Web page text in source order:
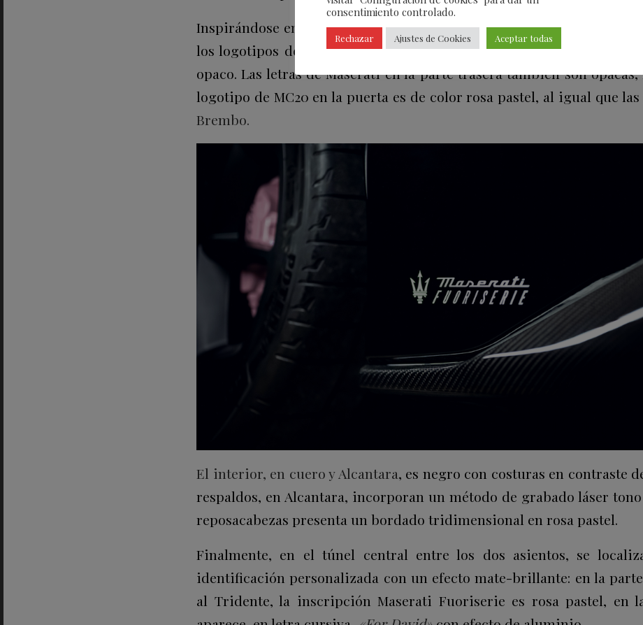
Inspirándose en ello, la carrocería presenta un tono negro brillante
los logotipos del Tridente, en la parrilla y en el pilar trasero, en
opaco. Las letras de Maserati en la parte trasera también son
logotipo de MC20 en la puerta es de color rosa pastel, al igual que las
Brembo.
El interior, en cuero y Alcantara, es negro con costuras en contraste
respaldos, en Alcantara, incorporan un método de grabado láser
reposacabezas presenta un bordado tridimensional en rosa pastel.
Finalmente, en el túnel central entre los dos asientos, se
identificación personalizada con un efecto mate-brillante: en la
al Tridente, la inscripción Maserati Fuoriserie es rosa pastel, en
consentimiento controlado.
Rechazar Ajustes de Cookies Aceptar todas